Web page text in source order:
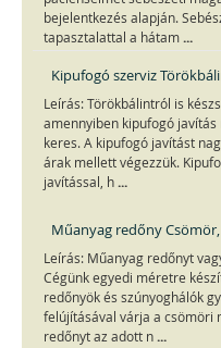
bejelentkezés alapján.
tapasztalattal a hátam ...
Kipufogó szerviz
Leírás: Törökbálintról is
amennyiben kipufogó
keres. A kipufogó javítást
árak mellett végezzük.
javítással, h ...
Műanyag redőny
Leírás: Műanyag redőnyt
Cégünk egyedi méretre
redőnyök és szúnyoghálók
felújításával várja a csömöri
redőnyt az adott n ...